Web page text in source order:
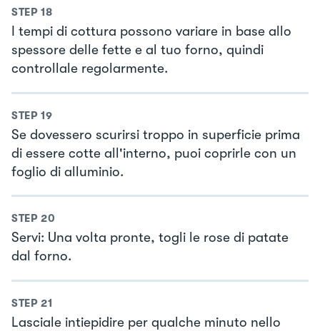
STEP 18
I tempi di cottura possono variare in base allo
spessore delle fette e al tuo forno, quindi
controllale regolarmente.
STEP 19
Se dovessero scurirsi troppo in superficie prima
di essere cotte all'interno, puoi coprirle con un
foglio di alluminio.
STEP 20
Servi: Una volta pronte, togli le rose di patate
dal forno.
STEP 21
Lasciale intiepidire per qualche minuto nello